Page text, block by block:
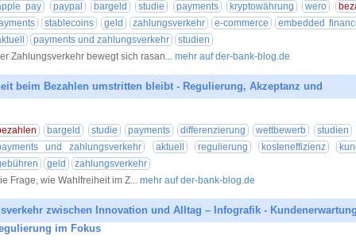
pay paypal bargeld studie payments kryptowährung wero
stablecoins geld zahlungsverkehr e-commerce
embedded
payments und zahlungsverkehr
studien
Zahlungsverkehr bewegt sich rasan... mehr auf der-bank-blog.de
beim Bezahlen umstritten bleibt - Regulierung, Akzeptanz und
bargeld studie payments differenzierung wettbewerb
studien
und zahlungsverkehr
aktuell regulierung kosteneffizienz
geld
zahlungsverkehr
Frage, wie Wahlfreiheit im Z... mehr auf der-bank-blog.de
zwischen Innovation und Alltag – Infografik -
im Fokus